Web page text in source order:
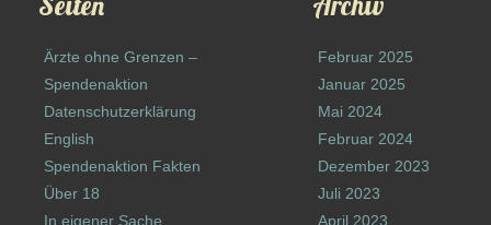
Ärzte ohne Grenzen –
Spendenaktion
Datenschutzerklärung
English
Spendenaktion Fakten
Über 18
In eigener Sache
Februar 2025
Januar 2025
Mai 2024
Februar 2024
Dezember 2023
Juli 2023
April 2023